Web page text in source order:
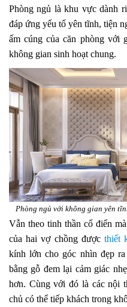
Phòng ngủ là khu vực dành
đáp ứng yếu tố yên tĩnh, tiện
ấm cúng của căn phòng với
không gian sinh hoạt chung.
Phòng ngủ với không gian yên
Vẫn theo tinh thần cổ điển
của hai vợ chồng đượcthiết
kính lớn cho góc nhìn đẹp
bằng gỗ đem lại cảm giác
hơn. Cùng với đó là các nội
chủ có thể tiếp khách trong